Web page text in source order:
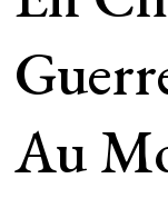
Au